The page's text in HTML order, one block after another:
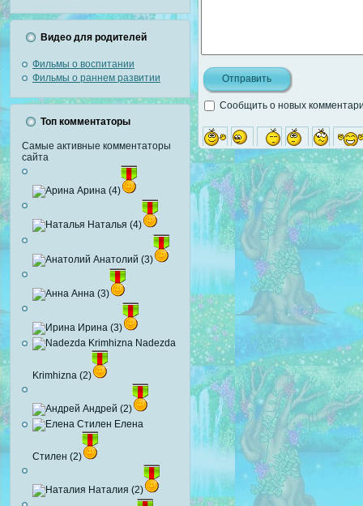
Видео для родителей
Фильмы о воспитании
Фильмы о раннем развитии
Топ комментаторы
Самые активные комментаторы
сайта
Арина (4)
Наталья (4)
Анатолий (3)
Анна (3)
Ирина (3)
Nadezda
Krimhizna (2)
Андрей (2)
Елена
Стилен (2)
Наталия (2)
Сообщить о новых